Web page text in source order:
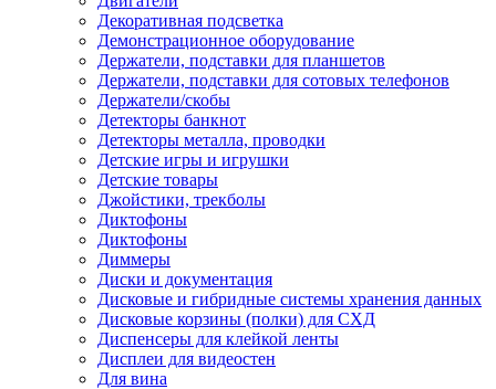
Декоративная подсветка
Демонстрационное оборудование
Держатели, подставки для планшетов
Держатели, подставки для сотовых телефонов
Держатели/скобы
Детекторы банкнот
Детекторы металла, проводки
Детские игры и игрушки
Детские товары
Джойстики, трекболы
Диктофоны
Диктофоны
Диммеры
Диски и документация
Дисковые и гибридные системы хранения данных
Дисковые корзины (полки) для СХД
Диспенсеры для клейкой ленты
Дисплеи для видеостен
Для вина